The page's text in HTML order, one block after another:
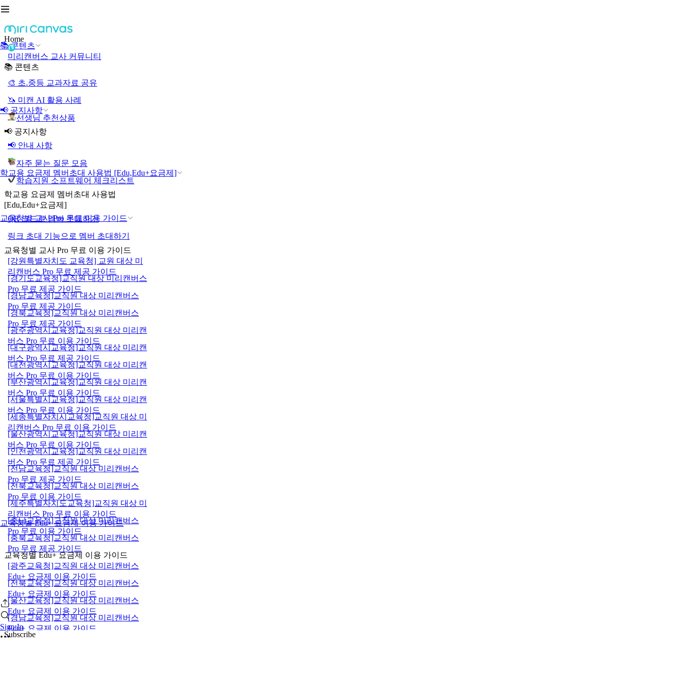
📚 콘텐츠
📢 공지사항
학교용 요금제 멤버초대 사용법 [Edu,Edu+요금제]
교육청별 교사 Pro 무료 이용 가이드
교육청별 Edu+ 요금제 이용 가이드
Sign In
Home
미리캔버스 교사 커뮤니티
📚 콘텐츠
🎨 초.중등 교과자료 공유
🦄 미캔 AI 활용 사례
선생님 추천상품
📢 공지사항
📢 안내 사항
자주 묻는 질문 모음
학습지원 소프트웨어 체크리스트
학교용 요금제 멤버초대 사용법
[Edu,Edu+요금제]
QR 코드로 멤버 초대하기
링크 초대 기능으로 멤버 초대하기
교육청별 교사 Pro 무료 이용 가이드
[강원특별자치도 교육청] 교원 대상 미
리캔버스 Pro 무료 제공 가이드
[경기도교육청]교직원 대상 미리캔버스
Pro 무료 제공 가이드
[경남교육청]교직원 대상 미리캔버스
Pro 무료 제공 가이드
[경북교육청]교직원 대상 미리캔버스
Pro 무료 제공 가이드
[광주광역시교육청]교직원 대상 미리캔
버스 Pro 무료 이용 가이드
[대구광역시교육청]교직원 대상 미리캔
버스 Pro 무료 제공 가이드
[대전광역시교육청]교직원 대상 미리캔
버스 Pro 무료 이용 가이드
[부산광역시교육청]교직원 대상 미리캔
버스 Pro 무료 이용 가이드
[서울특별시교육청]교직원 대상 미리캔
버스 Pro 무료 이용 가이드
[세종특별자치시교육청]교직원 대상 미
리캔버스 Pro 무료 이용 가이드
[울산광역시교육청]교직원 대상 미리캔
버스 Pro 무료 이용 가이드
[인천광역시교육청]교직원 대상 미리캔
버스 Pro 무료 제공 가이드
[전남교육청]교직원 대상 미리캔버스
Pro 무료 제공 가이드
[전북교육청]교직원 대상 미리캔버스
Pro 무료 이용 가이드
[제주특별자치도교육청]교직원 대상 미
리캔버스 Pro 무료 이용 가이드
[충남교육청]교직원 대상 미리캔버스
Pro 무료 이용 가이드
[충북교육청]교직원 대상 미리캔버스
Pro 무료 제공 가이드
교육청별 Edu+ 요금제 이용 가이드
[광주교육청]교직원 대상 미리캔버스
Edu+ 요금제 이용 가이드
[전북교육청]교직원 대상 미리캔버스
Edu+ 요금제 이용 가이드
[울산교육청]교직원 대상 미리캔버스
Edu+ 요금제 이용 가이드
[경남교육청]교직원 대상 미리캔버스
Edu+ 요금제 이용 가이드
Subscribe